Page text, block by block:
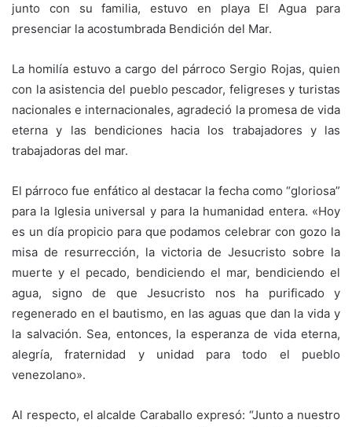
junto con su familia, estuvo en playa El Agua para
presenciar la acostumbrada Bendición del Mar.
La homilía estuvo a cargo del párroco Sergio Rojas, quien
con la asistencia del pueblo pescador, feligreses y turistas
nacionales e internacionales, agradeció la promesa de vida
eterna y las bendiciones hacia los trabajadores y las
trabajadoras del mar.
El párroco fue enfático al destacar la fecha como “gloriosa”
para la Iglesia universal y para la humanidad entera. «Hoy
es un día propicio para que podamos celebrar con gozo la
misa de resurrección, la victoria de Jesucristo sobre la
muerte y el pecado, bendiciendo el mar, bendiciendo el
agua, signo de que Jesucristo nos ha purificado y
regenerado en el bautismo, en las aguas que dan la vida y
la salvación. Sea, entonces, la esperanza de vida eterna,
alegría, fraternidad y unidad para todo el pueblo
venezolano».
Al respecto, el alcalde Caraballo expresó: “Junto a nuestro